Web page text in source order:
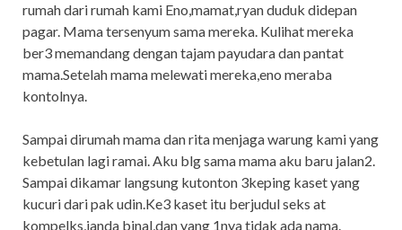
rumah dari rumah kami Eno,mamat,ryan duduk didepan
pagar. Mama tersenyum sama mereka. Kulihat mereka
ber3 memandang dengan tajam payudara dan pantat
mama.Setelah mama melewati mereka,eno meraba
kontolnya.
Sampai dirumah mama dan rita menjaga warung kami yang
kebetulan lagi ramai. Aku blg sama mama aku baru jalan2.
Sampai dikamar langsung kutonton 3keping kaset yang
kucuri dari pak udin.Ke3 kaset itu berjudul seks at
kompelks,janda binal,dan yang 1nya tidak ada nama.